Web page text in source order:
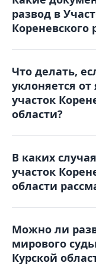
суд в течение
решения. Жалоба
участок
который и
развод в
Кореневского
свидетельство о
госпошлины,
(если они есть), а
наличии
Что делать,
уклоняется
участок
области?
отсутствие
рекомендуется
неявки и
доказательства
В каких
участок
области
Курской области
расторжении
взаимному
Можно ли
мирового
Курской